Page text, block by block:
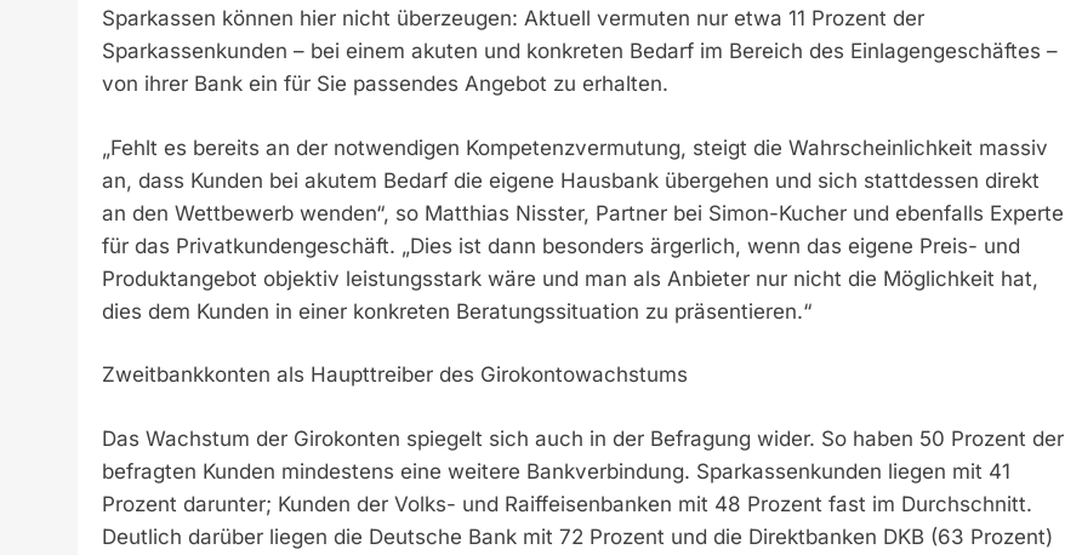
Sparkassen können hier nicht überzeugen: Aktuell vermuten nur etwa 11 Prozent der
Sparkassenkunden – bei einem akuten und konkreten Bedarf im Bereich des Einlagengeschäftes –
von ihrer Bank ein für Sie passendes Angebot zu erhalten.
„Fehlt es bereits an der notwendigen Kompetenzvermutung, steigt die Wahrscheinlichkeit massiv
an, dass Kunden bei akutem Bedarf die eigene Hausbank übergehen und sich stattdessen direkt
an den Wettbewerb wenden“, so Matthias Nisster, Partner bei Simon-Kucher und ebenfalls Experte
für das Privatkundengeschäft. „Dies ist dann besonders ärgerlich, wenn das eigene Preis- und
Produktangebot objektiv leistungsstark wäre und man als Anbieter nur nicht die Möglichkeit hat,
dies dem Kunden in einer konkreten Beratungssituation zu präsentieren.“
Zweitbankkonten als Haupttreiber des Girokontowachstums
Das Wachstum der Girokonten spiegelt sich auch in der Befragung wider. So haben 50 Prozent der
befragten Kunden mindestens eine weitere Bankverbindung. Sparkassenkunden liegen mit 41
Prozent darunter; Kunden der Volks- und Raiffeisenbanken mit 48 Prozent fast im Durchschnitt.
Deutlich darüber liegen die Deutsche Bank mit 72 Prozent und die Direktbanken DKB (63 Prozent)